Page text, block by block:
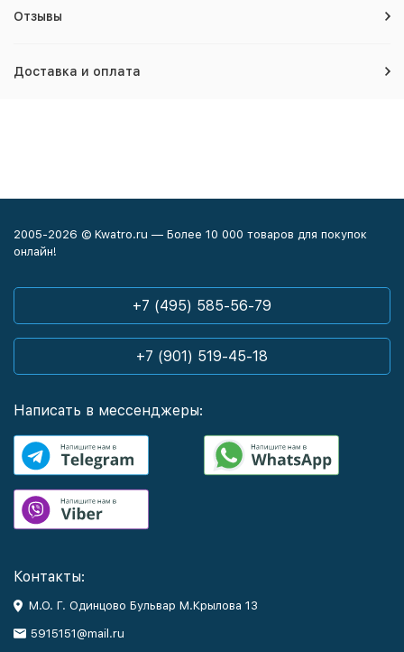
Отзывы
Доставка и оплата
2005-2026 © Kwatro.ru — Более 10 000 товаров для покупок
онлайн!
+7 (495) 585-56-79
+7 (901) 519-45-18
Написать в мессенджеры:
Контакты:
М.О. Г. Одинцово Бульвар М.Крылова 13
5915151@mail.ru